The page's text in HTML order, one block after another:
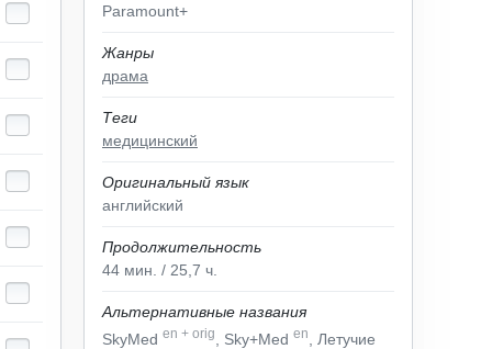
Paramount+
Жанры
драма
Теги
медицинский
Оригинальный язык
английский
Продолжительность
44 мин. / 25,7 ч.
Альтернативные названия
SkyMed en + orig , Sky+Med en
, Летучие